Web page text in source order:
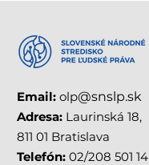
Email: olp@snslp.sk
Adresa: Laurinská 18,
811 01 Bratislava
Telefón: 02/208 501 14